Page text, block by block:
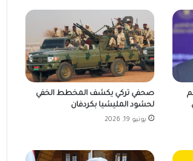
صحفي تركي يكشف المخطط الخفي
لحشود المليشيا بكردفان
يونيو 19, 2026